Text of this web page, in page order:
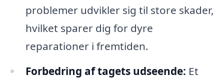
problemer udvikler sig til store skader,
hvilket sparer dig for dyre
reparationer i fremtiden.
Forbedring af tagets udseende: Et